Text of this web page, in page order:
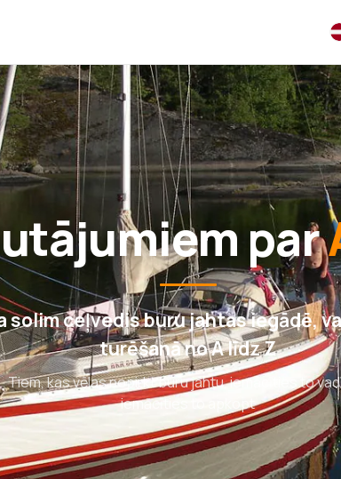
par
solim ceļvedis buru jahtas iegādē,
turēšanā no A līdz Z
Tiem, kas vēlas nopirkt buru jahtu, iemācīties to
iemācīties to apkopt